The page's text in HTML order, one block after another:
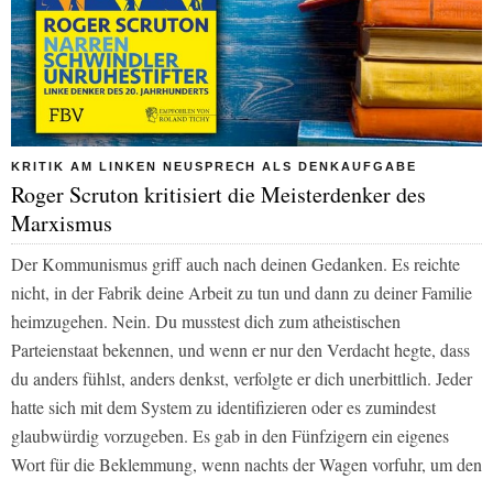
KRITIK AM LINKEN NEUSPRECH ALS DENKAUFGABE
Roger Scruton kritisiert die Meisterdenker des
Marxismus
Der Kommunismus griff auch nach deinen Gedanken. Es reichte
nicht, in der Fabrik deine Arbeit zu tun und dann zu deiner Familie
heimzugehen. Nein. Du musstest dich zum atheistischen
Parteienstaat bekennen, und wenn er nur den Verdacht hegte, dass
du anders fühlst, anders denkst, verfolgte er dich unerbittlich. Jeder
hatte sich mit dem System zu identifizieren oder es zumindest
glaubwürdig vorzugeben. Es gab in den Fünfzigern ein eigenes
Wort für die Beklemmung, wenn nachts der Wagen vorfuhr, um den